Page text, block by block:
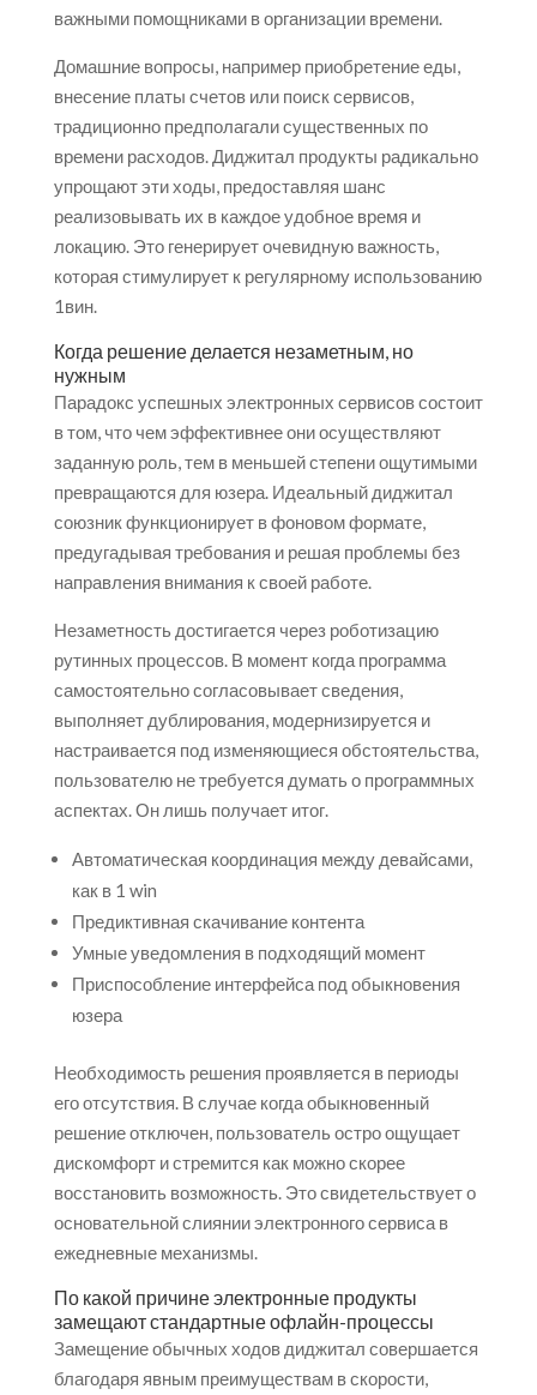
важными помощниками в организации времени.
Домашние вопросы, например приобретение еды,
внесение платы счетов или поиск сервисов,
традиционно предполагали существенных по
времени расходов. Диджитал продукты радикально
упрощают эти ходы, предоставляя шанс
реализовывать их в каждое удобное время и
локацию. Это генерирует очевидную важность,
которая стимулирует к регулярному использованию
1вин.
Когда решение делается незаметным, но
нужным
Парадокс успешных электронных сервисов состоит
в том, что чем эффективнее они осуществляют
заданную роль, тем в меньшей степени ощутимыми
превращаются для юзера. Идеальный диджитал
союзник функционирует в фоновом формате,
предугадывая требования и решая проблемы без
направления внимания к своей работе.
Незаметность достигается через роботизацию
рутинных процессов. В момент когда программа
самостоятельно согласовывает сведения,
выполняет дублирования, модернизируется и
настраивается под изменяющиеся обстоятельства,
пользователю не требуется думать о программных
аспектах. Он лишь получает итог.
Автоматическая координация между девайсами,
как в 1 win
Предиктивная скачивание контента
Умные уведомления в подходящий момент
Приспособление интерфейса под обыкновения
юзера
Необходимость решения проявляется в периоды
его отсутствия. В случае когда обыкновенный
решение отключен, пользователь остро ощущает
дискомфорт и стремится как можно скорее
восстановить возможность. Это свидетельствует о
основательной слиянии электронного сервиса в
ежедневные механизмы.
По какой причине электронные продукты
замещают стандартные офлайн-процессы
Замещение обычных ходов диджитал совершается
благодаря явным преимуществам в скорости,